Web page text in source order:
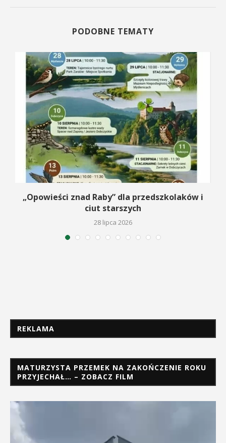
PODOBNE TEMATY
„Opowieści znad Raby” dla przedszkolaków i
ciut starszych
28 lipca 2026
REKLAMA
MATURZYSTA PRZEMEK NA ZAKOŃCZENIE ROKU
PRZYJECHAŁ… – ZOBACZ FILM
Odtwarzacz